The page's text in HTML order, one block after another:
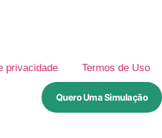
privacidade Termos de Uso
Quero Uma Simulação